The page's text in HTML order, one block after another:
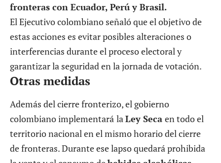
fronteras con Ecuador, Perú y Brasil.
El Ejecutivo colombiano señaló que el objetivo de
estas acciones es evitar posibles alteraciones o
interferencias durante el proceso electoral y
garantizar la seguridad en la jornada de votación.
Otras medidas
Además del cierre fronterizo, el gobierno
colombiano implementará la Ley Seca en todo el
territorio nacional en el mismo horario del cierre
de fronteras. Durante ese lapso quedará prohibida